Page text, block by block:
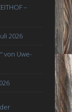
–
2026
von Uwe-